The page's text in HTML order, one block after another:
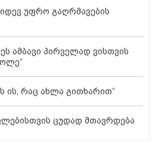
უფრო გაღრმავების
ამბავი პირველად ვისთვის
ის, რაც ახლა გითხარით“
ცუდად მთავრდება